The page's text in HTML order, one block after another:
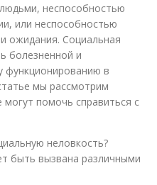
неспособностью
или неспособностью
ожидания. Социальная
болезненной и
функционированию в
мы рассмотрим
помочь справиться с
неловкость?
быть вызвана различными